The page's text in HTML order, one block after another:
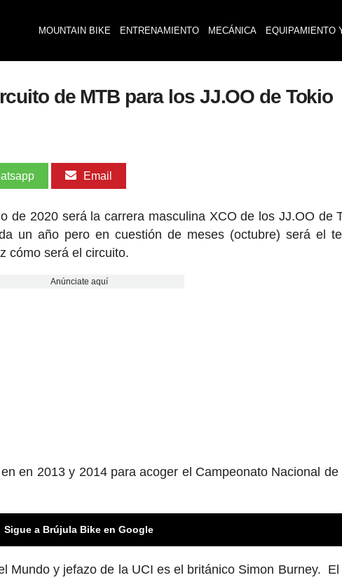
MOUNTAIN BIKE ENTRENAMIENTO MECÁNICA EQUIPAMIENTO
de MTB para los JJ.OO de Tokio
Email
de 2020 será la carrera masculina XCO de los JJ.OO de
un año pero en cuestión de meses (octubre) será el
cómo será el circuito.
Anúnciate aquí
en 2013 y 2014 para acoger el Campeonato Nacional de
Sigue a Brújula Bike en Google
Mundo y jefazo de la UCI es el británico Simon Burney.